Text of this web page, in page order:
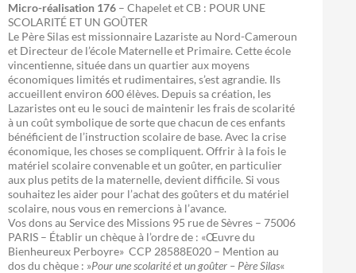
Micro-réalisation 176 – Chapelet et CB : POUR UNE
SCOLARITÉ ET UN GOÛTER
Le Père Silas est missionnaire Lazariste au Nord-Cameroun
et Directeur de l’école Maternelle et Primaire. Cette école
vincentienne, située dans un quartier aux moyens
économiques limités et rudimentaires, s’est agrandie. Ils
accueillent environ 600 élèves. Depuis sa création, les
Lazaristes ont eu le souci de maintenir les frais de scolarité
à un coût symbolique de sorte que chacun de ces enfants
bénéficient de l’instruction scolaire de base. Avec la crise
économique, les choses se compliquent. Offrir à la fois le
matériel scolaire convenable et un goûter, en particulier
aux plus petits de la maternelle, devient difficile. Si vous
souhaitez les aider pour l’achat des goûters et du matériel
scolaire, nous vous en remercions à l’avance.
Vos dons au Service des Missions 95 rue de Sèvres – 75006
PARIS – Établir un chèque à l’ordre de : «Œuvre du
Bienheureux Perboyre» CCP 28588E020 – Mention au
dos du chèque : »Pour une scolarité et un goûter – Père Silas«